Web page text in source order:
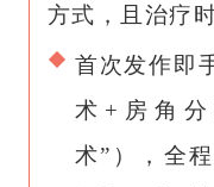
方式，且治疗
首次发作即
术+房角
术”），全